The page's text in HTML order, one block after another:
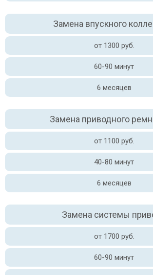
Замена впускного
от 1300 руб.
60-90 минут
6 месяцев
Замена приводного
от 1100 руб.
40-80 минут
6 месяцев
Замена системы
от 1700 руб.
60-90 минут